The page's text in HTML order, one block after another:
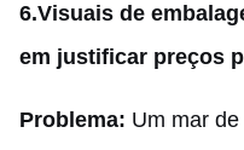
6.Visuais de
em justificar preços
Problema: Um mar